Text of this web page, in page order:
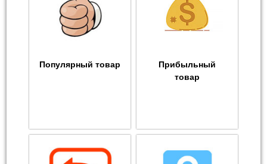
Популярный товар
Прибыльный
товар